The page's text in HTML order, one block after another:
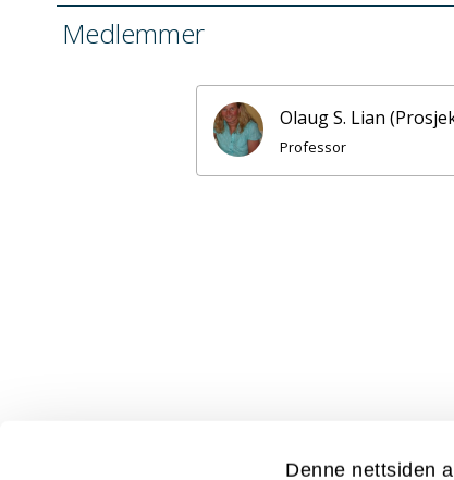
Denne nettsiden
Medlemmer
Olaug S. Lian
Professor